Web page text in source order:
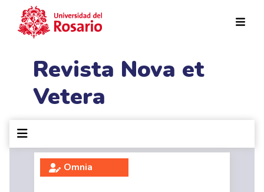
Revista Nova et
Vetera
Omnia